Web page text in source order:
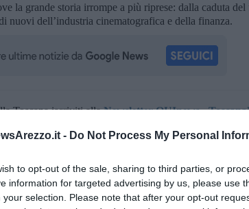
- Do Not Process My Personal
to opt-out of the sale, sharing to third parties, or
information for targeted advertising by us, please use
your selection. Please note that after your opt-out
la grande storia irrompe a più riprese: dalla caduta del
nuovi dell’industria cinematografica e della finanza.
Toscana iscriviti allaNewsletter QUInews -
nella tua casella di posta.